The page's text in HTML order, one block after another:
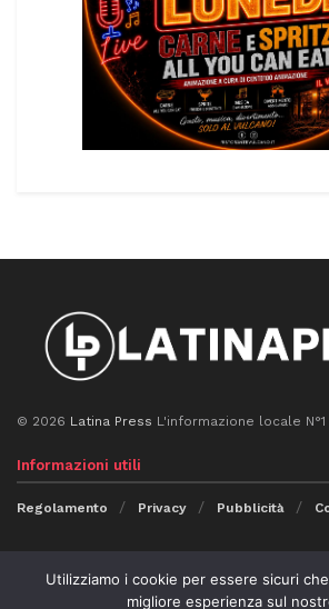
© 2026 Latina Press L'informazione locale
Informazioni utili
Regolamento Privacy Pubblicità
Utilizziamo i cookie per essere sicuri
migliore esperienza sul